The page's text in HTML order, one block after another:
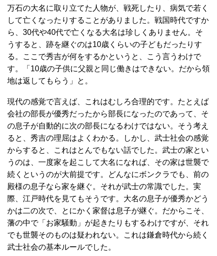
万石の大名に取り立てた人物が、戦死したり、病気で若く
して亡くなったりすることがありました。戦国時代ですか
ら、30代や40代で亡くなる大名は珍しくありません。そ
うすると、跡を継ぐのは10歳くらいの子どもだったりす
る。ここで秀吉が何をするかというと、こう言うわけで
す。「10歳の子供に父親と同じ働きはできない。だから領
地は返してもらう」と。
現代の感覚で言えば、これはむしろ合理的です。たとえば
会社の部長が優秀だったから部長になったのであって、そ
の息子が自動的に次の部長になるわけではない。そう考え
ると、秀吉の理屈はよくわかる。しかし、武士社会の感覚
からすると、これはとんでもない話でした。武士の家とい
うのは、一度家を起こして大名になれば、その家は世襲で
続くというのが大前提です。どんなにボンクラでも、前の
殿様の息子なら家を継ぐ。それが武士の常識でした。実
際、江戸時代を見てもそうです。大名の息子が優秀かどう
かは二の次で、とにかく家督は息子が継ぐ。だからこそ、
藩の中で「お家騒動」が起きたりもするわけですが、それ
でも世襲そのものは疑われない。これは鎌倉時代から続く
武士社会の基本ルールでした。